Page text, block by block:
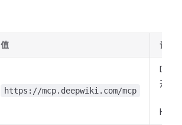
值 说明
https://mcp.deepwiki.com/mcp
开